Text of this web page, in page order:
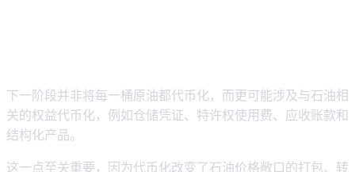
下一阶段并非将每一桶原油都代币化，而更可能涉及与石油相
关的权益代币化，例如仓储凭证、特许权使用费、应收账款和
结构化产品。
这一点至关重要，因为代币化改变了石油价格敞口的打包、转